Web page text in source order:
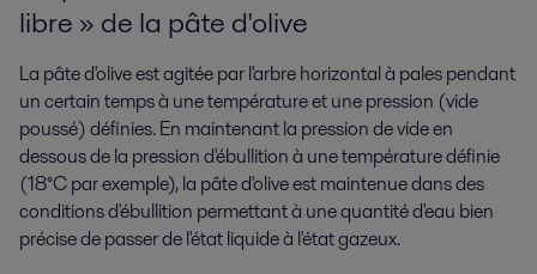
libre » de la pâte d'olive
La pâte d'olive est agitée par l'arbre horizontal à pales pendant
un certain temps à une température et une pression (vide
poussé) définies. En maintenant la pression de vide en
dessous de la pression d'ébullition à une température définie
(18°C par exemple), la pâte d'olive est maintenue dans des
conditions d'ébullition permettant à une quantité d'eau bien
précise de passer de l'état liquide à l'état gazeux.